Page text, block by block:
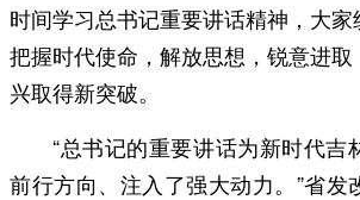
时间学习总书记重要讲话精神，大
把握时代使命，解放思想，锐意进
兴取得新突破。
“总书记的重要讲话为新时代吉
前行方向、注入了强大动力。”省发